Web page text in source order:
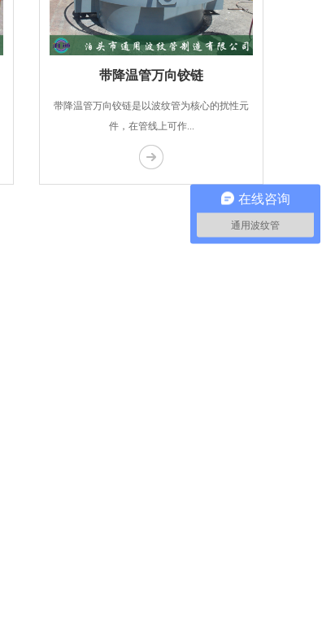
带降温管万向铰链
带降温管万向铰链是以波纹管为核心的扰性元
件，在管线上可作...
在线咨询
通用波纹管